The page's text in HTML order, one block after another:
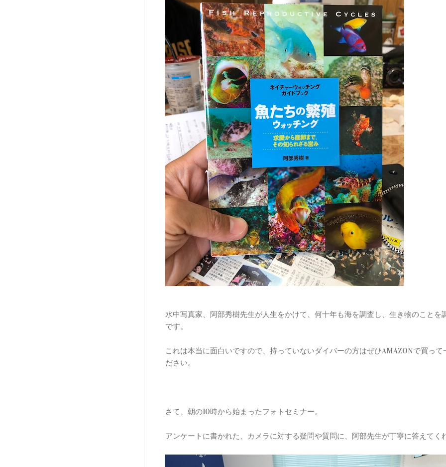
水中写真家、阿部秀樹先生が人生をかけて、何十年も海を調査し、生き物のことを
です。
これは本当に面白いですので、持っていないダイバーの方はぜひAMAZONで買って
ださい。
さて、朝の10時から始まったフォトセミナー。
アンケートに書かれた、カメラに対する疑問や質問に、阿部先生が丁寧に答えてく